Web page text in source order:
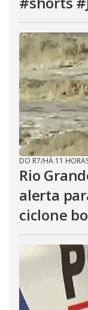
DO R7/HÁ 11
Rio
alerta
ciclone